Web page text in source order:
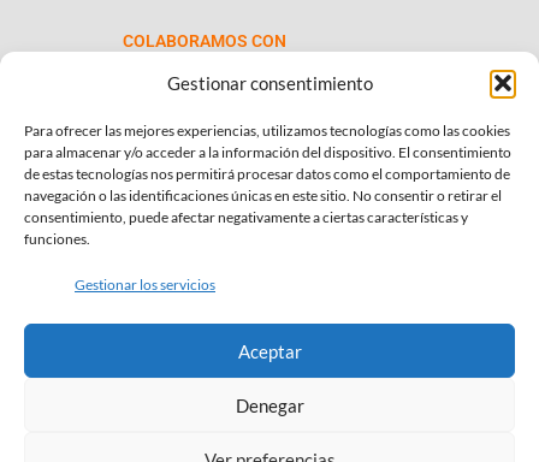
Gestionar consentimiento
Para ofrecer las mejores experiencias, utilizamos tecnologías como las cookies
para almacenar y/o acceder a la información del dispositivo. El consentimiento
de estas tecnologías nos permitirá procesar datos como el comportamiento de
navegación o las identificaciones únicas en este sitio. No consentir o retirar el
consentimiento, puede afectar negativamente a ciertas características y
funciones.
Gestionar los servicios
Aceptar
Denegar
opciones
se
elegir
en
la
página
producto
COLABORAMOS CON
INFORMACIÓN DE INTERÉS
Política de Privacidad
Política de Cookies